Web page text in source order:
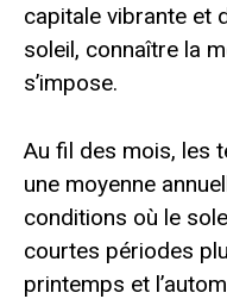
capitale vibrante et
soleil, connaître la
s’impose.
Au fil des mois, les
une moyenne
conditions où le
courtes périodes
printemps et